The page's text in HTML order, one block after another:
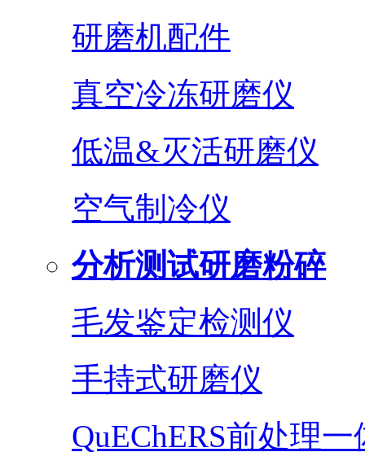
研磨机配件
真空冷冻研磨仪
低温&灭活研磨仪
空气制冷仪
分析测试研磨粉碎
毛发鉴定检测仪
手持式研磨仪
QuEChERS前处理一